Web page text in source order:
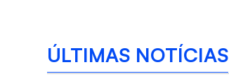
ÚLTIMAS NOTÍCIAS